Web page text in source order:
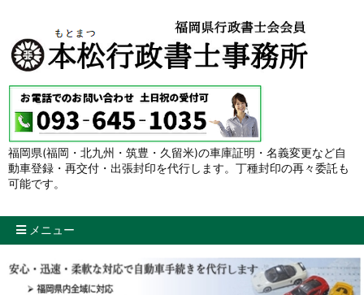
福岡県(福岡・北九州・筑豊・久留米)の車庫証明・名義変更など自
動車登録・再交付・出張封印を代行します。丁種封印の再々委託も
可能です。
メニュー